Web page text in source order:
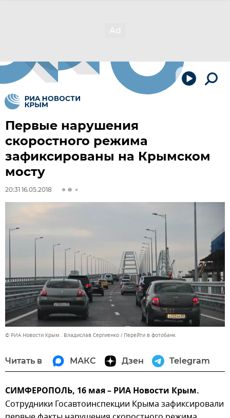
Первые нарушения
скоростного режима
зафиксированы на Крымском
мосту
20:31 16.05.2018
© РИА Новости Крым . Владислав Сергиенко Перейти в фотобанк
Читать в МАКС Дзен Telegram
СИМФЕРОПОЛЬ, 16 мая – РИА Новости Крым.
Сотрудники Госавтоинспекции Крыма зафиксировали